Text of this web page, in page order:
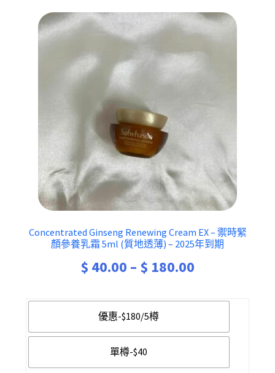
Concentrated Ginseng Renewing Cream EX – 禦時緊
顏參養乳霜 5ml (質地透薄) – 2025年到期
$ 40.00 – $ 180.00
through
優惠-$180/5樽
單樽-$40